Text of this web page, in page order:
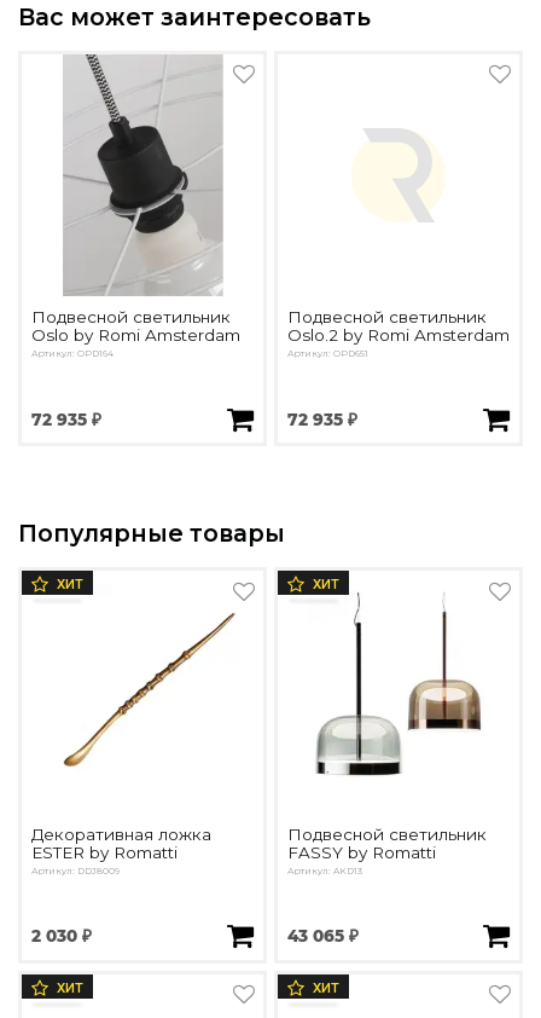
Вас может заинтересовать
Подвесной светильник
Oslo by Romi Amsterdam
Артикул: OPD164
72 935 ₽
Подвесной светильник
Oslo.2 by Romi Amsterdam
Артикул: OPD651
72 935 ₽
Популярные товары
ХИТ
Декоративная ложка
ESTER by Romatti
Артикул: DDJ8009
2 030 ₽
ХИТ
Подвесной светильник
FASSY by Romatti
Артикул: AKD13
43 065 ₽
ХИТ ХИТ